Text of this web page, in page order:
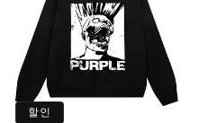
할인